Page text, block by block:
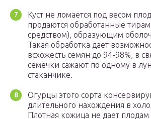
Куст не ломается под весом
продаются обработанные
средством), образующим
Такая обработка дает
всхожесть семян до 94-98%, в
семечки сажают по одному в
стаканчике.
Огурцы этого сорта
длительного нахождения в
Плотная кожица не дает плодам